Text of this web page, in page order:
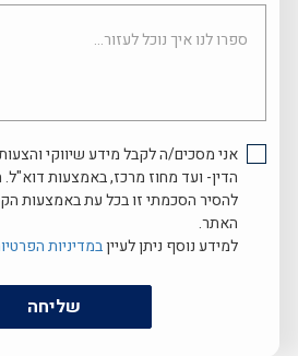
ספרו
לנו
אני מסכים/ה לקבל מידע שיווקי
הדין- ועד מחוז מרכז, באמצעות
להסיר הסכמתי זו בכל עת באמצעות
האתר.
למידע נוסף ניתן לעייןבמדיניות
שליחה